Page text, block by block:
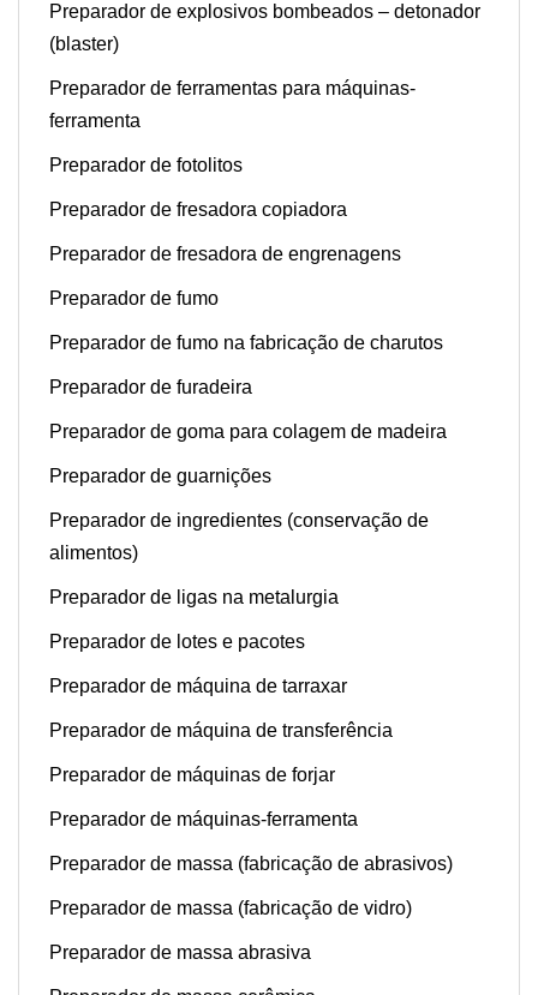
Preparador de explosivos bombeados – detonador
(blaster)
Preparador de ferramentas para máquinas-
ferramenta
Preparador de fotolitos
Preparador de fresadora copiadora
Preparador de fresadora de engrenagens
Preparador de fumo
Preparador de fumo na fabricação de charutos
Preparador de furadeira
Preparador de goma para colagem de madeira
Preparador de guarnições
Preparador de ingredientes (conservação de
alimentos)
Preparador de ligas na metalurgia
Preparador de lotes e pacotes
Preparador de máquina de tarraxar
Preparador de máquina de transferência
Preparador de máquinas de forjar
Preparador de máquinas-ferramenta
Preparador de massa (fabricação de abrasivos)
Preparador de massa (fabricação de vidro)
Preparador de massa abrasiva